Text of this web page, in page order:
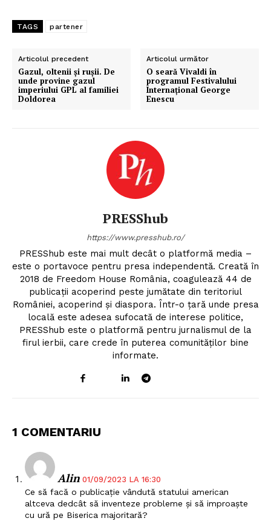
FREEDOM HOUSE ROMÂNIA
PRESShub
TAGS partener
Articolul precedent
Gazul, oltenii și rușii. De
unde provine gazul
imperiului GPL al familiei
Doldorea
Articolul următor
O seară Vivaldi în
programul Festivalului
Internațional George
Enescu
PRESShub
https://www.presshub.ro/
PRESShub este mai mult decât o platformă media –
este o portavoce pentru presa independentă. Creată în
2018 de Freedom House România, coagulează 44 de
publicații acoperind peste jumătate din teritoriul
României, acoperind și diaspora. Într-o țară unde presa
locală este adesea sufocată de interese politice,
PRESShub este o platformă pentru jurnalismul de la
firul ierbii, care crede în puterea comunităților bine
informate.
1 COMENTARIU
Alin 01/09/2023 LA 16:30
Ce să facă o publicație vândută statului american
altceva dedcât să inventeze probleme și să improaște
cu ură pe Biserica majoritară?